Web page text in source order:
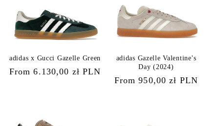
adidas x Gucci Gazelle Green
Regular
From 6.130,00 zł PLN
adidas Gazelle Valentine's
Day (2024)
Regular
From 950,00 zł PLN